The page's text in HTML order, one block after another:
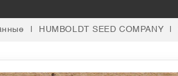
HUMBOLDT SEED COMPANY